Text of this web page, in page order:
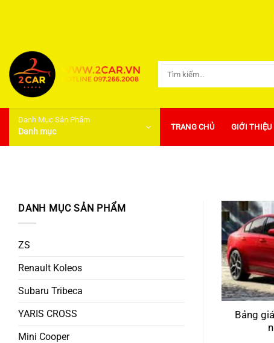
dung
Danh Mục Sản Phẩm
Danh mục TRANG CHỦ GIỚI THIỆU
DANH MỤC SẢN PHẨM
ZS
Renault Koleos
Subaru Tribeca
YARIS CROSS
Mini Cooper
Bảng